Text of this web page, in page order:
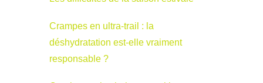
Crampes en ultra-trail : la
déshydratation est-elle vraiment
responsable ?